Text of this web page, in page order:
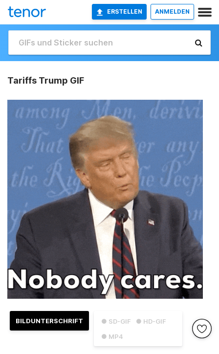
ERSTELLEN ANMELDEN
Tariffs Trump GIF
● SD-GIF
● HD-GIF
● MP4
BILDUNTERSCHRIFT